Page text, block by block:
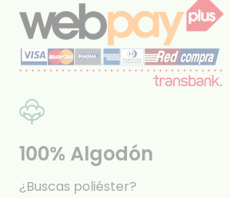
100% Algodón
¿Buscas poliéster?